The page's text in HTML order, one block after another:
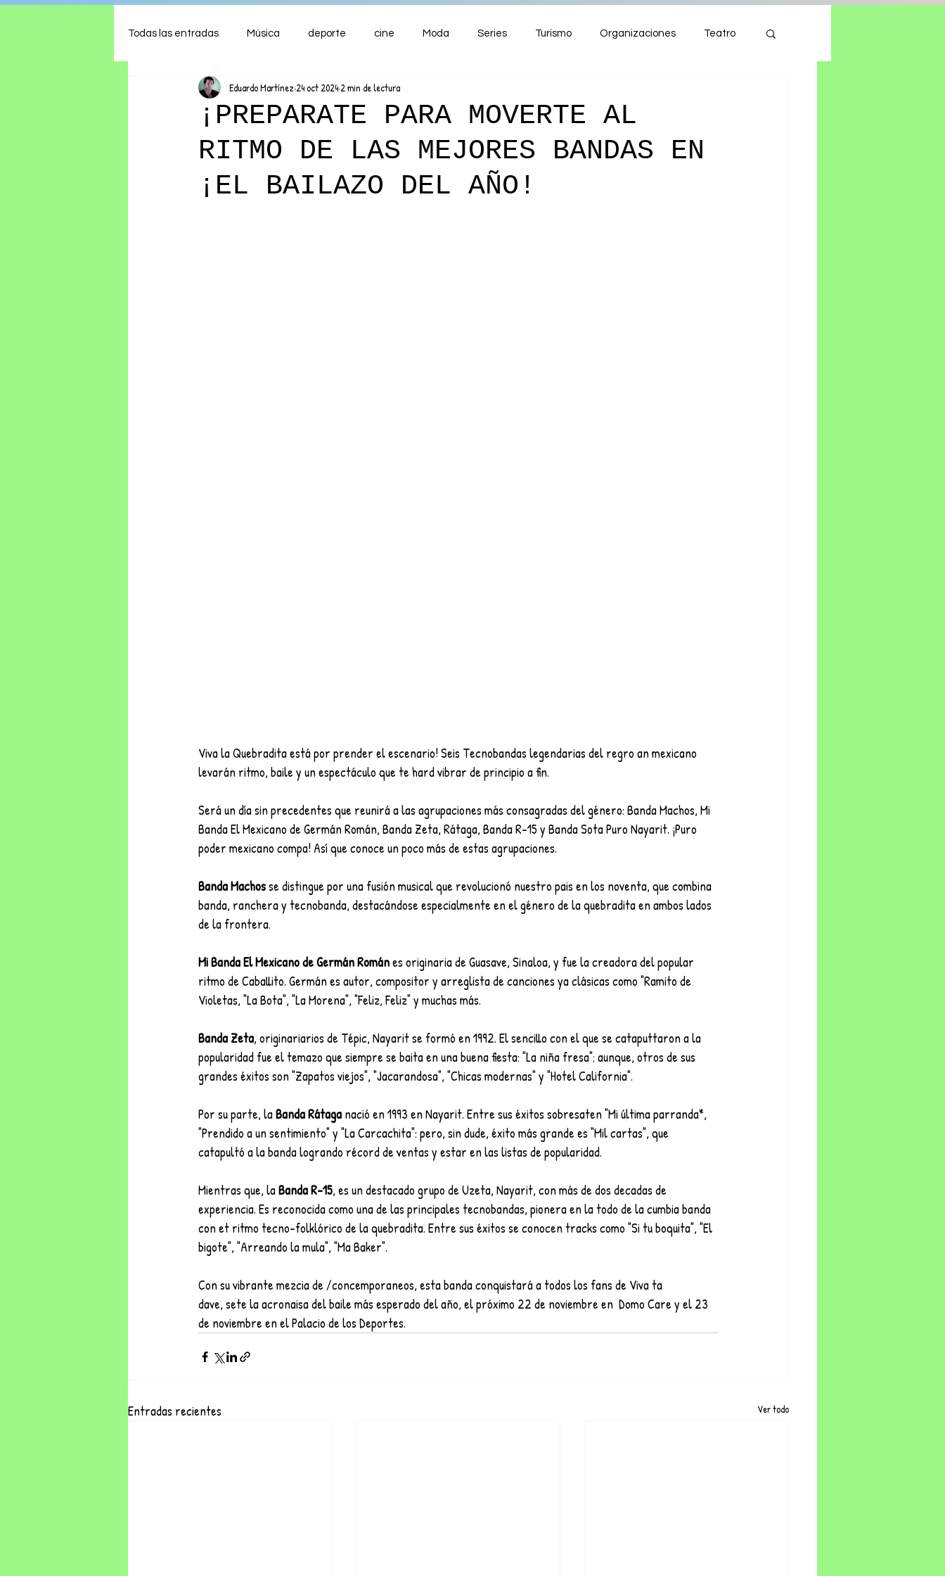
Todas las entradas Música deporte cine Moda Series Turismo Organizaciones Teatro
Shows Comida ENTRETENIMIENTO
Ambiente Hogar Finanzas
¡PREPARATE PARA MOVERTE AL
RITMO DE LAS MEJORES BANDAS EN
¡EL BAILAZO DEL AÑO!
Eduardo Martínez 24 oct 2024 2 min de lectura
Viva la Quebradita está por prender el escenario! Seis Tecnobandas legendarias del regro an mexicano
levarán ritmo, baile y un espectáculo que te hard vibrar de principio a fin.
Será un día sin precedentes que reunirá a las agrupaciones más consagradas del género: Banda Machos, Mi
Banda El Mexicano de Germán Román, Banda Zeta, Rátaga, Banda R-15 y Banda Sota Puro Nayarit. ¡Puro
poder mexicano compa! Así que conoce un poco más de estas agrupaciones.
Banda Machos se distingue por una fusión musical que revolucionó nuestro pais en los noventa, que combina
banda, ranchera y tecnobanda, destacándose especialmente en el género de la quebradita en ambos lados
de la frontera.
Mi Banda El Mexicano de Germán Román es originaria de Guasave, Sinaloa, y fue la creadora del popular
ritmo de Caballito. Germán es autor, compositor y arreglista de canciones ya clásicas como "Ramito de
Violetas, "La Bota", "La Morena", "Feliz, Feliz" y muchas más.
Banda Zeta, originariarios de Tépic, Nayarit se formó en 1992. El sencillo con el que se cataputtaron a la
popularidad fue el temazo que siempre se baita en una buena fiesta: "La niña fresa"; aunque, otros de sus
grandes éxitos son "Zapatos viejos", "Jacarandosa", "Chicas modernas" y "Hotel California".
Por su parte, la Banda Rátaga nació en 1993 en Nayarit. Entre sus éxitos sobresaten "Mi última parranda*,
"Prendido a un sentimiento" y "La Carcachita": pero, sin dude, éxito más grande es "Mil cartas", que
catapultó a la banda logrando récord de ventas y estar en las listas de popularidad.
Mientras que, la Banda R-15, es un destacado grupo de Uzeta, Nayarit, con más de dos decadas de
experiencia. Es reconocida como una de las principales tecnobandas, pionera en la todo de la cumbia banda
con et ritmo tecno-folklórico de la quebradita. Entre sus éxitos se conocen tracks como "Si tu boquita", "El
bigote", "Arreando la mula", "Ma Baker".
Con su vibrante mezcia de /concemporaneos, esta banda conquistará a todos los fans de Viva ta
dave, sete la acronaisa del baile más esperado del año, el próximo 22 de noviembre en  Domo Care y el 23
de noviembre en el Palacio de los Deportes.
Entradas recientes Ver todo